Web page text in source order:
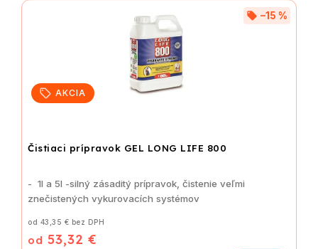
AKCIA
Čistiaci prípravok GEL LONG LIFE 800
–15 %
od 43,35 € bez DPH
od 53,32 €
- 1l a 5l -silný zásaditý prípravok, čistenie veľmi
znečistených vykurovacích systémov